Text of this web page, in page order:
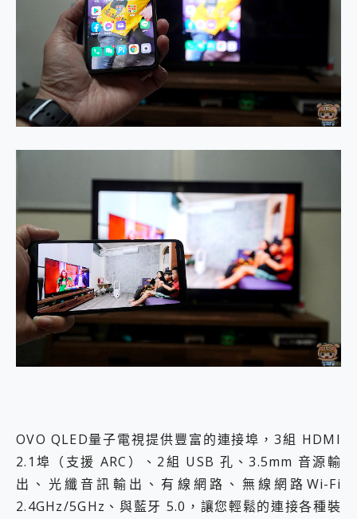
OVO QLED量子電視提供豐富的連接埠，3組 HDMI
2.1埠（支援 ARC）、2組 USB 孔、3.5mm 音源輸
出、光纖音訊輸出、有線網路、無線網路Wi-Fi
2.4GHz/5GHz、與藍牙 5.0，讓您輕鬆的連接各種裝